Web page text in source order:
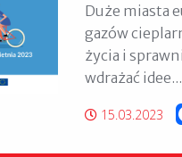
Duże miasta
gazów
życia i
wdrażać idee...
15.03.2023